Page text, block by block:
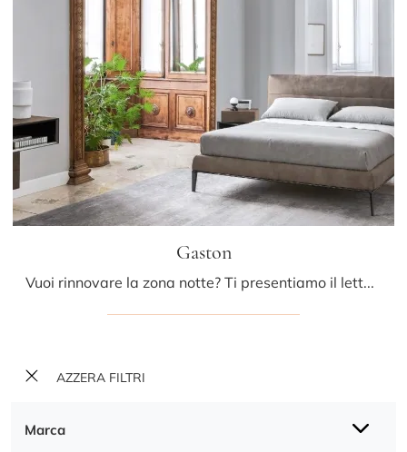
AZZERA FILTRI
Marca
Gaston
Vuoi rinnovare la zona notte? Ti presentiamo il letto in pelle Gaston di Sangiacomo per spazi moderni.